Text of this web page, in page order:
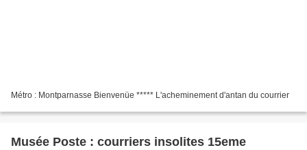
Métro : Montparnasse Bienvenüe ***** L'acheminement d'antan du courrier
Musée Poste : courriers insolites 15eme